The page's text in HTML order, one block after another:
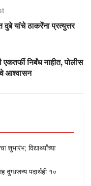
दुबे यांचे ठाकरेंना प्रत्युत्तर
निर्बंध नाहीत, पोलीस
आश्वासन
विद्यार्थ्यांच्या
पदार्थही १०